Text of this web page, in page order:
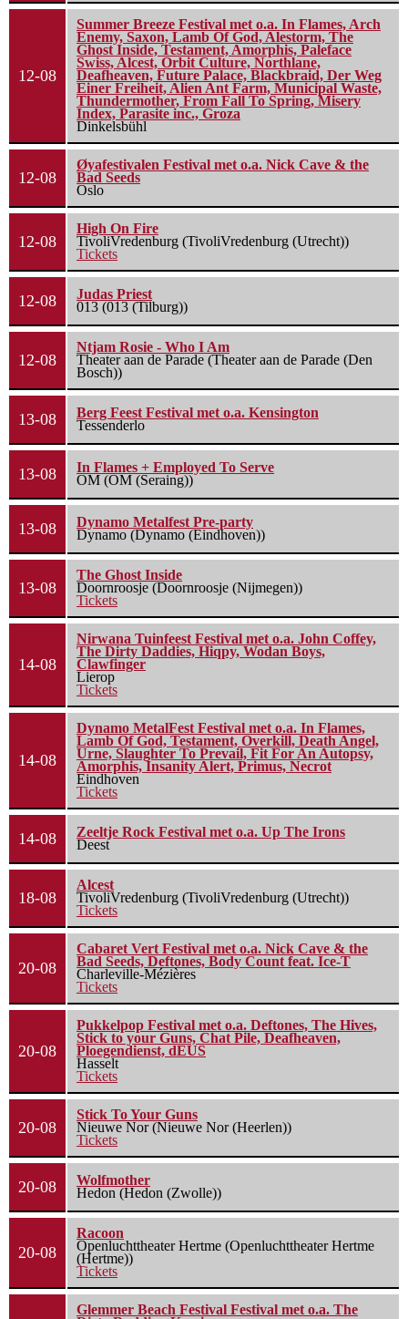
12-08
Summer Breeze Festival met o.a. In Flames, Arch
Enemy, Saxon, Lamb Of God, Alestorm, The
Ghost Inside, Testament, Amorphis, Paleface
Swiss, Alcest, Orbit Culture, Northlane,
Deafheaven, Future Palace, Blackbraid, Der Weg
Einer Freiheit, Alien Ant Farm, Municipal Waste,
Thundermother, From Fall To Spring, Misery
Index, Parasite inc., Groza
Dinkelsbühl
12-08
Øyafestivalen Festival met o.a. Nick Cave & the
Bad Seeds
Oslo
12-08
High On Fire
TivoliVredenburg (TivoliVredenburg (Utrecht))
Tickets
12-08
Judas Priest
013 (013 (Tilburg))
12-08
Ntjam Rosie - Who I Am
Theater aan de Parade (Theater aan de Parade (Den
Bosch))
13-08
Berg Feest Festival met o.a. Kensington
Tessenderlo
13-08
In Flames + Employed To Serve
OM (OM (Seraing))
13-08
Dynamo Metalfest Pre-party
Dynamo (Dynamo (Eindhoven))
13-08
The Ghost Inside
Doornroosje (Doornroosje (Nijmegen))
Tickets
14-08
Nirwana Tuinfeest Festival met o.a. John Coffey,
The Dirty Daddies, Hiqpy, Wodan Boys,
Clawfinger
Lierop
Tickets
14-08
Dynamo MetalFest Festival met o.a. In Flames,
Lamb Of God, Testament, Overkill, Death Angel,
Urne, Slaughter To Prevail, Fit For An Autopsy,
Amorphis, Insanity Alert, Primus, Necrot
Eindhoven
Tickets
14-08
Zeeltje Rock Festival met o.a. Up The Irons
Deest
18-08
Alcest
TivoliVredenburg (TivoliVredenburg (Utrecht))
Tickets
20-08
Cabaret Vert Festival met o.a. Nick Cave & the
Bad Seeds, Deftones, Body Count feat. Ice-T
Charleville-Mézières
Tickets
20-08
Pukkelpop Festival met o.a. Deftones, The Hives,
Stick to your Guns, Chat Pile, Deafheaven,
Ploegendienst, dEUS
Hasselt
Tickets
20-08
Stick To Your Guns
Nieuwe Nor (Nieuwe Nor (Heerlen))
Tickets
20-08
Wolfmother
Hedon (Hedon (Zwolle))
20-08
Racoon
Openluchttheater Hertme (Openluchttheater Hertme
(Hertme))
Tickets
Glemmer Beach Festival Festival met o.a. The